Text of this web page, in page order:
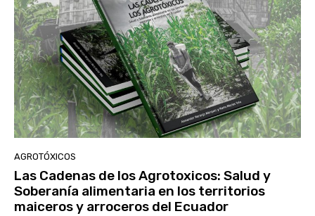
AGROTÓXICOS
Las Cadenas de los Agrotoxicos: Salud y
Soberanía alimentaria en los territorios
maiceros y arroceros del Ecuador